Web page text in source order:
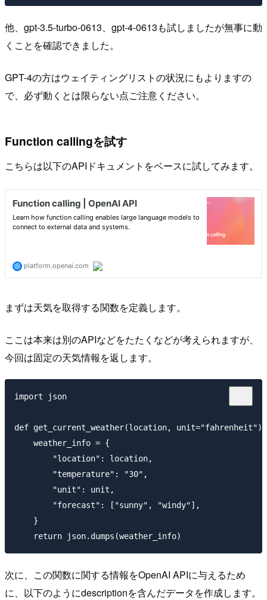
他、gpt-3.5-turbo-0613、gpt-4-0613も試しましたが無事に動
くことを確認できました。
GPT-4の方はウェイティングリストの状況にもよりますの
で、必ず動くとは限らない点ご注意ください。
Function callingを試す
こちらは以下のAPIドキュメントをベースに試してみます。
まずは天気を取得する関数を定義します。
ここは本来は別のAPIなどをたたくなどが考えられますが、
今回は固定の天気情報を返します。
import json
def get_current_weather(location, unit="fahrenheit"):
    weather_info = {
        "location": location,
        "temperature": "30",
        "unit": unit,
        "forecast": ["sunny", "windy"],
    }
次に、この関数に関する情報をOpenAI APIに与えるため
に、以下のようにdescriptionを含んだデータを作成します。